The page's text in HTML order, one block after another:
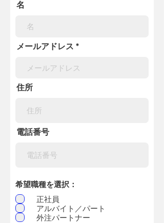
名
メールアドレス
住所
電話番号
希望職種を選択：
正社員
アルバイト／パート
外注パートナー